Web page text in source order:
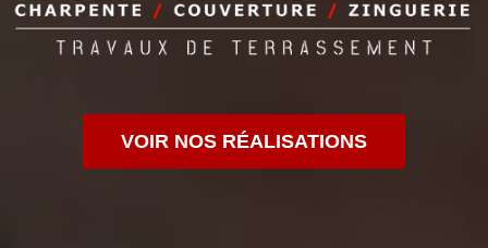
VOIR NOS RÉALISATIONS